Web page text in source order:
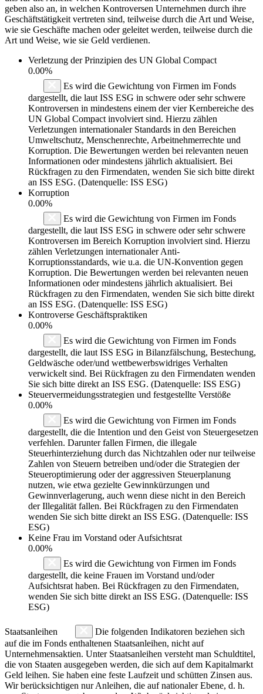
geben also an, in welchen Kontroversen Unternehmen durch ihre
Geschäftstätigkeit vertreten sind, teilweise durch die Art und Weise,
wie sie Geschäfte machen oder geleitet werden, teilweise durch die
Art und Weise, wie sie Geld verdienen.
Verletzung der Prinzipien des UN Global Compact
0.00%
Es wird die Gewichtung von Firmen im Fonds
dargestellt, die laut ISS ESG in schwere oder sehr schwere
Kontroversen in mindestens einem der vier Kernbereiche des
UN Global Compact involviert sind. Hierzu zählen
Verletzungen internationaler Standards in den Bereichen
Umweltschutz, Menschenrechte, Arbeitnehmerrechte und
Korruption. Die Bewertungen werden bei relevanten neuen
Informationen oder mindestens jährlich aktualisiert. Bei
Rückfragen zu den Firmendaten, wenden Sie sich bitte direkt
an ISS ESG. (Datenquelle: ISS ESG)
Korruption
0.00%
Es wird die Gewichtung von Firmen im Fonds
dargestellt, die laut ISS ESG in schwere oder sehr schwere
Kontroversen im Bereich Korruption involviert sind. Hierzu
zählen Verletzungen internationaler Anti-
Korruptionsstandards, wie u.a. die UN-Konvention gegen
Korruption. Die Bewertungen werden bei relevanten neuen
Informationen oder mindestens jährlich aktualisiert. Bei
Rückfragen zu den Firmendaten, wenden Sie sich bitte direkt
an ISS ESG. (Datenquelle: ISS ESG)
Kontroverse Geschäftspraktiken
0.00%
Es wird die Gewichtung von Firmen im Fonds
dargestellt, die laut ISS ESG in Bilanzfälschung, Bestechung,
Geldwäsche oder/und wettbewerbswidriges Verhalten
verwickelt sind. Bei Rückfragen zu den Firmendaten wenden
Sie sich bitte direkt an ISS ESG. (Datenquelle: ISS ESG)
Steuervermeidungsstrategien und festgestellte Verstöße
0.00%
Es wird die Gewichtung von Firmen im Fonds
dargestellt, die die Intention und den Geist von Steuergesetzen
verfehlen. Darunter fallen Firmen, die illegale
Steuerhinterziehung durch das Nichtzahlen oder nur teilweise
Zahlen von Steuern betreiben und/oder die Strategien der
Steueroptimierung oder der aggressiven Steuerplanung
nutzen, wie etwa gezielte Gewinnkürzungen und
Gewinnverlagerung, auch wenn diese nicht in den Bereich
der Illegalität fallen. Bei Rückfragen zu den Firmendaten
wenden Sie sich bitte direkt an ISS ESG. (Datenquelle: ISS
ESG)
Keine Frau im Vorstand oder Aufsichtsrat
0.00%
Es wird die Gewichtung von Firmen im Fonds
dargestellt, die keine Frauen im Vorstand und/oder
Aufsichtsrat haben. Bei Rückfragen zu den Firmendaten,
wenden Sie sich bitte direkt an ISS ESG. (Datenquelle: ISS
ESG)
Staatsanleihen
Die folgenden Indikatoren beziehen sich
auf die im Fonds enthaltenen Staatsanleihen, nicht auf
Unternehmensaktien. Unter Staatsanleihen versteht man Schuldtitel,
die von Staaten ausgegeben werden, die sich auf dem Kapitalmarkt
Geld leihen. Sie haben eine feste Laufzeit und schütten Zinsen aus.
Wir berücksichtigen nur Anleihen, die auf nationaler Ebene, d. h.